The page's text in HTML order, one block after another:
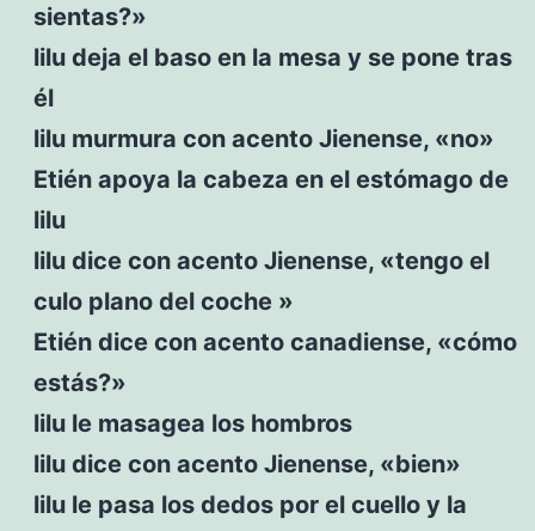
sientas?»
lilu deja el baso en la mesa y se pone tras
él
lilu murmura con acento Jienense, «no»
Etién apoya la cabeza en el estómago de
lilu
lilu dice con acento Jienense, «tengo el
culo plano del coche »
Etién dice con acento canadiense, «cómo
estás?»
lilu le masagea los hombros
lilu dice con acento Jienense, «bien»
lilu le pasa los dedos por el cuello y la